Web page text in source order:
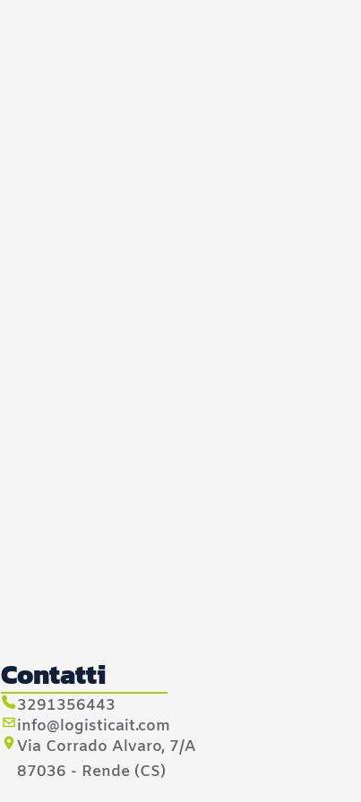
Contatti
3291356443
info@logisticait.com
Via Corrado Alvaro, 7/A
87036 - Rende (CS)